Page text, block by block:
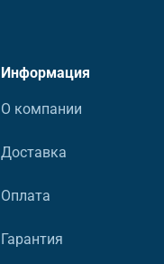
Информация
О компании
Доставка
Оплата
Гарантия